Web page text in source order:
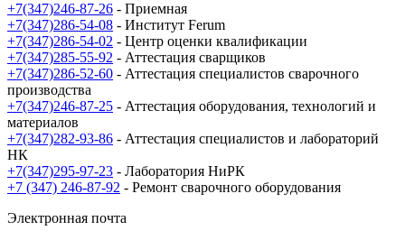
+7(347)246-87-26 - Приемная
+7(347)286-54-08 - Институт Ferum
+7(347)286-54-02 - Центр оценки квалификации
+7(347)285-55-92 - Аттестация сварщиков
+7(347)286-52-60 - Аттестация специалистов сварочного
производства
+7(347)246-87-25 - Аттестация оборудования, технологий и
материалов
+7(347)282-93-86 - Аттестация специалистов и лабораторий
НК
+7(347)295-97-23 - Лаборатория НиРК
+7 (347) 246-87-92 - Ремонт сварочного оборудования
Электронная почта